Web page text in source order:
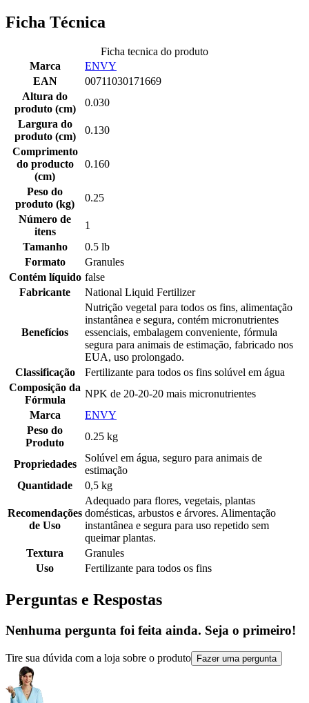
Ficha Técnica
Ficha tecnica do produto
Marca
ENVY
EAN
00711030171669
Altura do
produto (cm)
0.030
Largura do
produto (cm)
0.130
Comprimento
do producto
(cm)
0.160
Peso do
produto (kg)
0.25
Número de
itens
1
Tamanho
0.5 lb
Formato
Granules
Contém líquido false
Fabricante
National Liquid Fertilizer
Benefícios
Nutrição vegetal para todos os fins, alimentação
instantânea e segura, contém micronutrientes
essenciais, embalagem conveniente, fórmula
segura para animais de estimação, fabricado nos
EUA, uso prolongado.
Classificação
Fertilizante para todos os fins solúvel em água
Composição da
Fórmula
NPK de 20-20-20 mais micronutrientes
Marca
ENVY
Peso do
Produto
0.25 kg
Propriedades
Solúvel em água, seguro para animais de
estimação
Quantidade
0,5 kg
Recomendações
de Uso
Adequado para flores, vegetais, plantas
domésticas, arbustos e árvores. Alimentação
instantânea e segura para uso repetido sem
queimar plantas.
Textura
Granules
Uso
Fertilizante para todos os fins
Perguntas e Respostas
Nenhuma pergunta foi feita ainda. Seja o primeiro!
Tire sua dúvida com a loja sobre o produto Fazer uma pergunta